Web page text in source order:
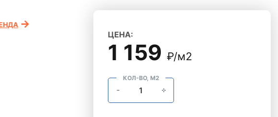
ЦЕНА:
1 159 ₽/м2
КОЛ-ВО, М2